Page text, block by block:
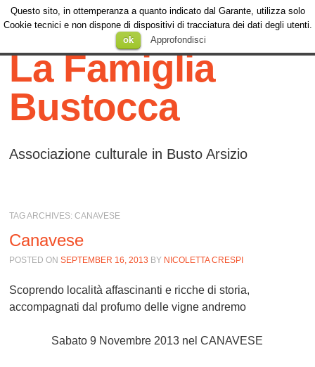
Menu
SKIP TO
Menu
La Famiglia
Bustocca
Associazione culturale in Busto Arsizio
TAG ARCHIVES:CANAVESE
Canavese
POSTED ONSEPTEMBER 16, 2013 BY NICOLETTA CRESPI
Scoprendo località affascinanti e ricche di storia,
accompagnati dal profumo delle vigne andremo
Sabato 9 Novembre 2013 nel CANAVESE
Questo sito, in ottemperanza a quanto indicato dal Garante, utilizza solo
Cookie tecnici e non dispone di dispositivi di tracciatura dei dati degli utenti.
ok
Approfondisci